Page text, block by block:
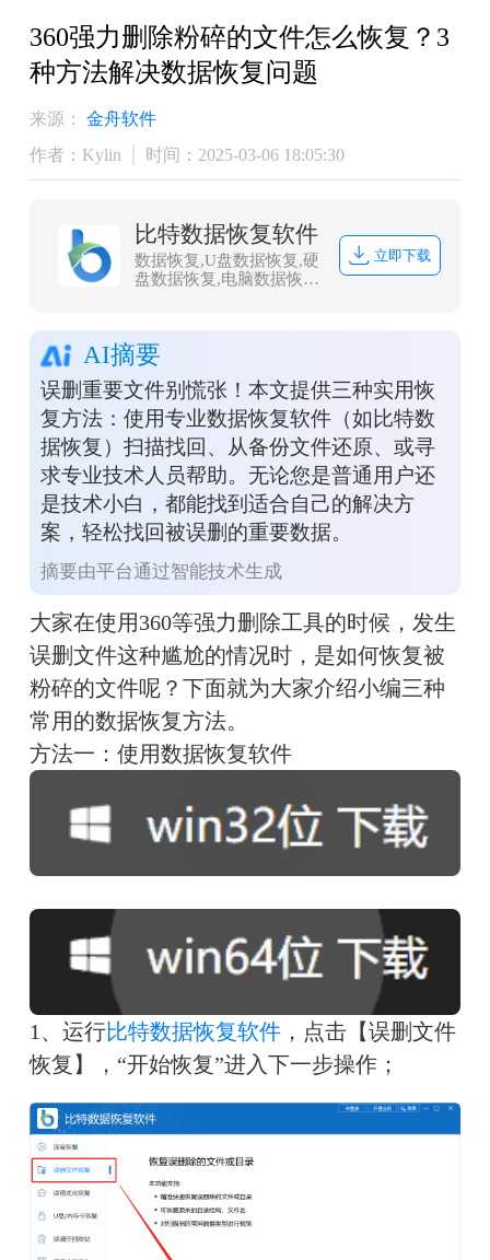
360强力删除粉碎的文件怎么恢复？3
种方法解决数据恢复问题
来源：
金舟软件
作者：Kylin
时间：2025-03-06 18:05:30
比特数据恢复软件
数据恢复,U盘数据恢复,硬
盘数据恢复,电脑数据恢
据恢复,照片恢复,sd卡数
据恢复
立即下载
AI摘要
误删重要文件别慌张！本文提供三种实用恢
复方法：使用专业数据恢复软件（如比特数
据恢复）扫描找回、从备份文件还原、或寻
求专业技术人员帮助。无论您是普通用户还
是技术小白，都能找到适合自己的解决方
案，轻松找回被误删的重要数据。
摘要由平台通过智能技术生成
大家在使用360等强力删除工具的时候，发生
误删文件这种尴尬的情况时，是如何恢复被
粉碎的文件呢？下面就为大家介绍小编三种
常用的数据恢复方法。
方法一：使用数据恢复软件
1、运行比特数据恢复软件，点击【误删文件
恢复】，“开始恢复”进入下一步操作；